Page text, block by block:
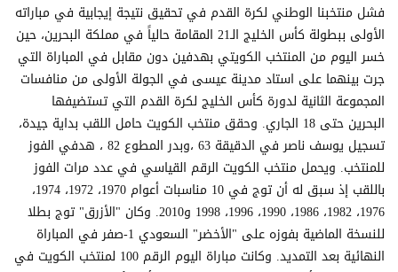
فشل منتخبنا الوطني لكرة القدم في تحقيق نتيجة إيجابية في مباراته
الأولى ببطولة كأس الخليج الـ21 المقامة حالياً في مملكة البحرين، حين
خسر اليوم من المنتخب الكويتي بهدفين دون مقابل في المباراة التي
جرت بينهما على استاد مدينة عيسى في الجولة الأولى من منافسات
المجموعة الثانية لدورة كأس الخليج لكرة القدم التي تستضيفها
البحرين حتى 18 الجاري. وحقق منتخب الكويت حامل اللقب بداية جيدة،
تسجيل يوسف ناصر في الدقيقة 63 ،وبدر المطوع 82 ، هدفي الفوز
للمنتخب. ويحمل منتخب الكويت الرقم القياسي في عدد مرات الفوز
باللقب إذ سبق له أن توج في 10 مناسبات أعوام 1970، 1972، 1974،
1976، 1982، 1986، 1990، 1996، 1998 و2010. وكان "الأزرق" توج بطلا
للنسخة الماضية بفوزه على "الأخضر" السعودي 1-صفر في المباراة
النهائية بعد التمديد. وكانت مباراة اليوم الرقم 100 لمنتخب الكويت في